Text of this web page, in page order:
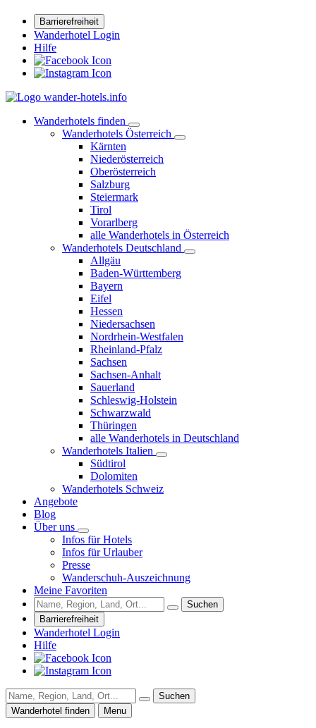
Barrierefreiheit
Wanderhotel Login
Hilfe
Wanderhotels finden
Wanderhotels Österreich
Kärnten
Niederösterreich
Oberösterreich
Salzburg
Steiermark
Tirol
Vorarlberg
alle Wanderhotels in Österreich
Wanderhotels Deutschland
Allgäu
Baden-Württemberg
Bayern
Eifel
Hessen
Niedersachsen
Nordrhein-Westfalen
Rheinland-Pfalz
Sachsen
Sachsen-Anhalt
Sauerland
Schleswig-Holstein
Schwarzwald
Thüringen
alle Wanderhotels in Deutschland
Wanderhotels Italien
Südtirol
Dolomiten
Wanderhotels Schweiz
Angebote
Blog
Über uns
Infos für Hotels
Infos für Urlauber
Presse
Wanderschuh-Auszeichnung
Meine Favoriten
Suchen
Barrierefreiheit
Wanderhotel Login
Hilfe
Suchen
Wanderhotel finden
Menu